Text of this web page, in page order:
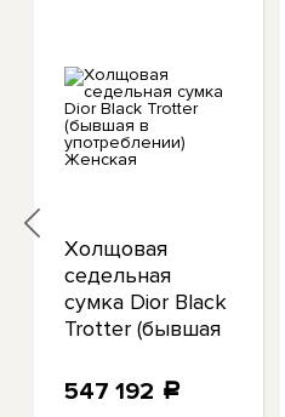
Холщовая
седельная
сумка Dior Black
Trotter (бывшая
Женская
547 192 a